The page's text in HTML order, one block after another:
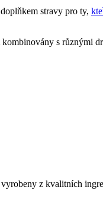
stravy pro ty,
s různými
z kvalitních